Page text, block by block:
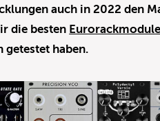
auch in 2022 den
die besten Eurorackmodule
haben.